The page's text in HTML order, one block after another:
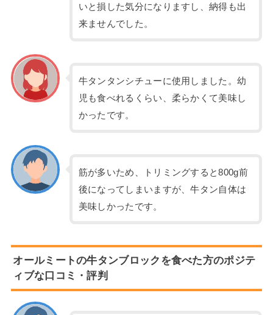
いと損した気分になりますし、納得も出
来ませんでした。
牛タンタンシチューに使用しました。幼
児も食べれるくらい、柔らかくて美味し
かったです。
筋が多いため、トリミングすると800g前
後になってしまいますが、牛タン自体は
美味しかったです。
オールミートの牛タンブロックを食べた方のポジテ
ィブな口コミ・評判